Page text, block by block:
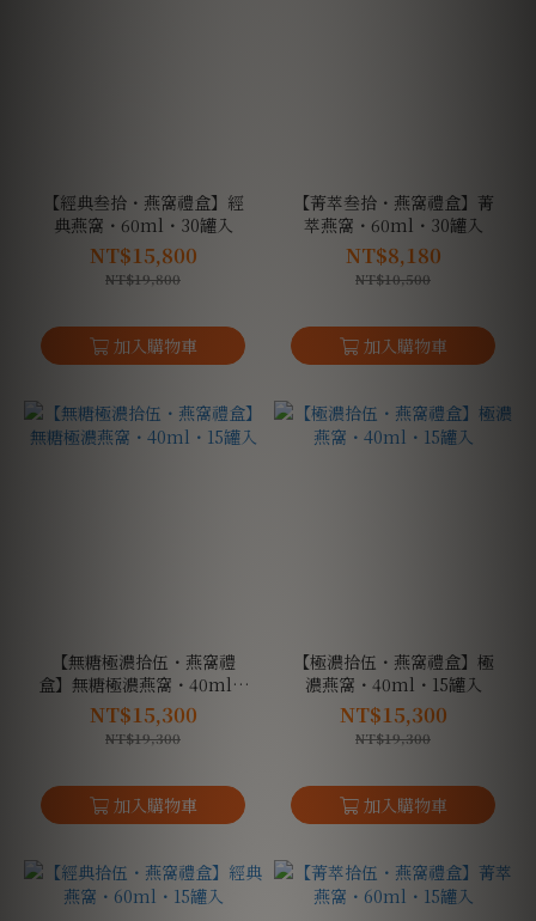
【經典叁拾・燕窩禮盒】經
典燕窩・60ml・30罐入
NT$15,800
NT$19,800
【菁萃叁拾・燕窩禮盒】菁
萃燕窩・60ml・30罐入
NT$8,180
NT$10,500
【無糖極濃拾伍・燕窩禮
盒】無糖極濃燕窩・40ml・
15罐入
NT$15,300
NT$19,300
【極濃拾伍・燕窩禮盒】極
濃燕窩・40ml・15罐入
NT$15,300
NT$19,300